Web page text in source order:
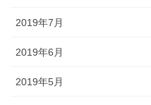
2019年7月
2019年6月
2019年5月